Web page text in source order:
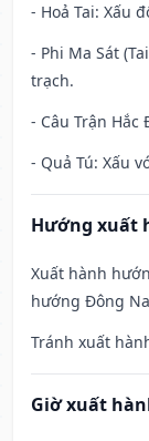
- Hoả Tai: Xấu
- Phi Ma Sát
trạch.
- Câu Trận Hắc
- Quả Tú: Xấu
Hướng xuất
Xuất hành
hướng Đông
Tránh xuất
Giờ xuất